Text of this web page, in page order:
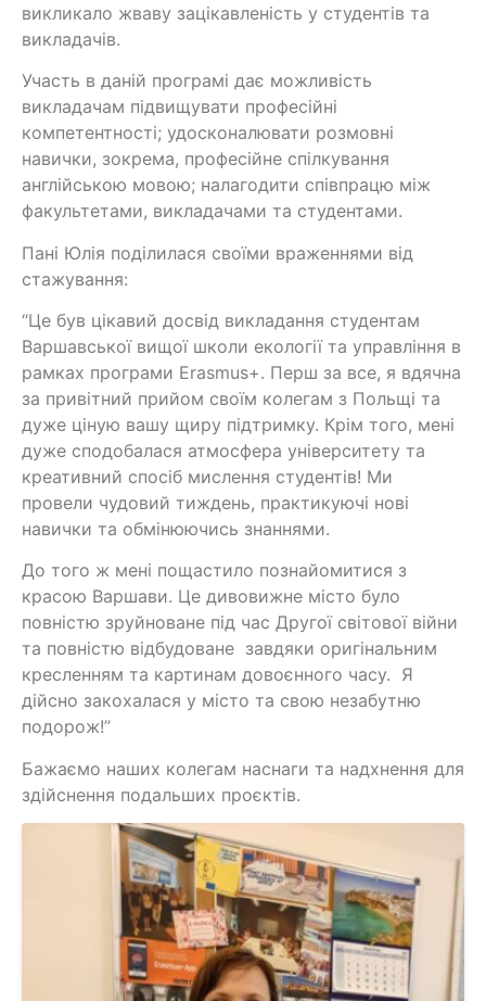
викликало жваву зацікавленість у студентів та
викладачів.
Участь в даній програмі дає можливість
викладачам підвищувати професійні
компетентності; удосконалювати розмовні
навички, зокрема, професійне спілкування
англійською мовою; налагодити співпрацю між
факультетами, викладачами та студентами.
Пані Юлія поділилася своїми враженнями від
стажування:
“Це був цікавий досвід викладання студентам
Варшавської вищої школи екології та управління в
рамках програми Erasmus+. Перш за все, я вдячна
за привітний прийом своїм колегам з Польщі та
дуже ціную вашу щиру підтримку. Крім того, мені
дуже сподобалася атмосфера університету та
креативний спосіб мислення студентів! Ми
провели чудовий тиждень, практикуючі нові
навички та обмінюючись знаннями.
До того ж мені пощастило познайомитися з
красою Варшави. Це дивовижне місто було
повністю зруйноване під час Другої світової війни
та повністю відбудоване завдяки оригінальним
кресленням та картинам довоєнного часу. Я
дійсно закохалася у місто та свою незабутню
подорож!”
Бажаємо наших колегам наснаги та надхнення для
здійснення подальших проєктів.